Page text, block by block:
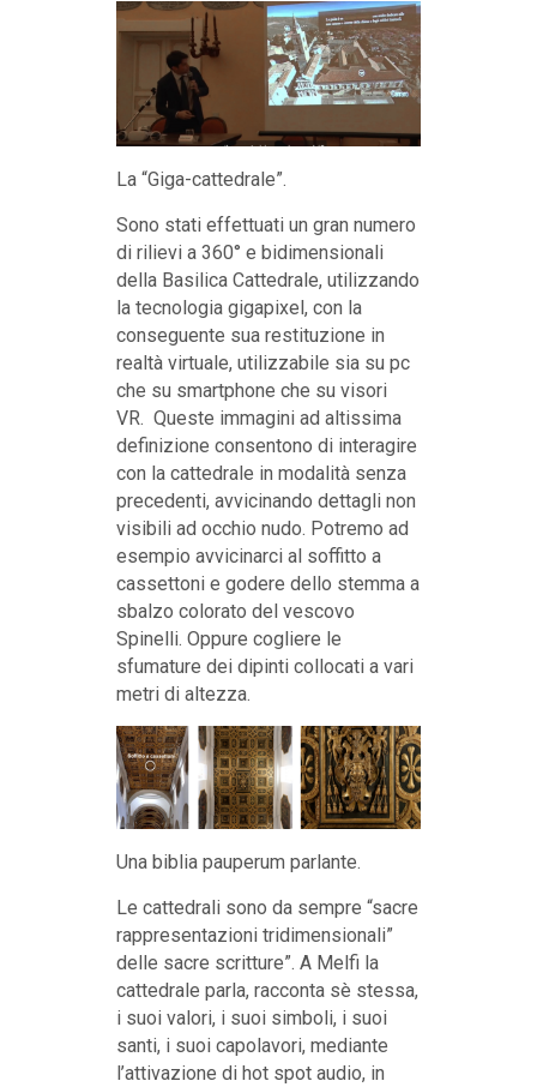
La “Giga-cattedrale”.
Sono stati effettuati un gran numero
di rilievi a 360° e bidimensionali
della Basilica Cattedrale, utilizzando
la tecnologia gigapixel, con la
conseguente sua restituzione in
realtà virtuale, utilizzabile sia su pc
che su smartphone che su visori
VR. Queste immagini ad altissima
definizione consentono di interagire
con la cattedrale in modalità senza
precedenti, avvicinando dettagli non
visibili ad occhio nudo. Potremo ad
esempio avvicinarci al soffitto a
cassettoni e godere dello stemma a
sbalzo colorato del vescovo
Spinelli. Oppure cogliere le
sfumature dei dipinti collocati a vari
metri di altezza.
Una biblia pauperum parlante.
Le cattedrali sono da sempre “sacre
rappresentazioni tridimensionali”
delle sacre scritture”. A Melfi la
cattedrale parla, racconta sè stessa,
i suoi valori, i suoi simboli, i suoi
santi, i suoi capolavori, mediante
l’attivazione di hot spot audio, in